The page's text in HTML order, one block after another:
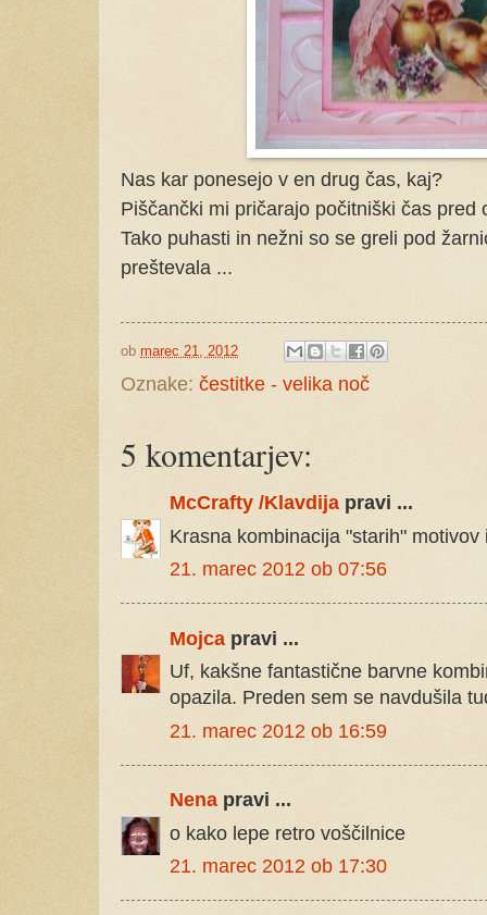
Nas kar ponesejo v en drug čas, kaj?
Piščančki mi pričarajo počitniški čas pred
Tako puhasti in nežni so se greli pod
preštevala ...
ob marec 21, 2012
Oznake: čestitke - velika noč
5 komentarjev:
McCrafty /Klavdijapravi ...
Krasna kombinacija "starih" motivov
21. marec 2012 ob 07:56
Mojca pravi ...
Uf, kakšne fantastične barvne
opazila. Preden sem se navdušila
21. marec 2012 ob 16:59
Nenapravi ...
o kako lepe retro voščilnice
21. marec 2012 ob 17:30